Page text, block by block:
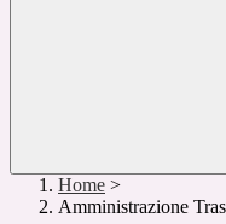
Home >
Amministrazione